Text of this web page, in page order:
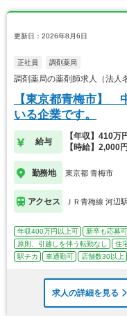
更新日：2026年8月6日
正社員 調剤薬局
調剤薬局の薬剤師求人（法
【東京都青梅市】
いる企業です。
給与
【年収】410万
【時給】2,000
勤務地 東京都 青梅市
アクセス ＪＲ青梅線 河辺駅
年収400万円以上可 新卒も応募
原則、引越しを伴う転勤なし
住
駅チカ
車通勤可 店舗数30以上
求人の詳細を見る